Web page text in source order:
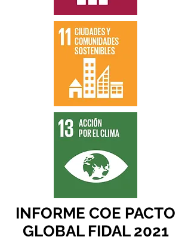
INFORME COE PACTO
GLOBAL FIDAL 2021